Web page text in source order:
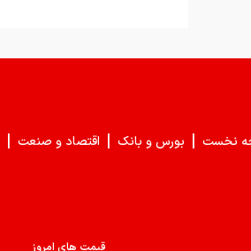
نخست | بورس و بانک | اقتصاد و صنعت |
قیمت های امروز